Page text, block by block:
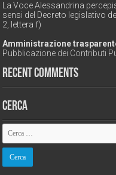
La Voce Alessandrina
sensi del Decreto legislativo
2, lettera f)
Amministrazione
Pubblicazione dei Contributi
Recent Comments
Cerca